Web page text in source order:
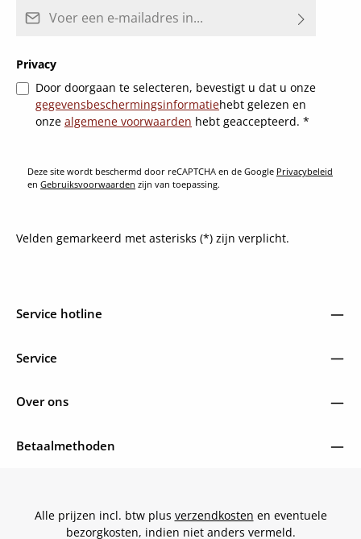
Privacy
Door doorgaan te selecteren, bevestigt u dat u onze
gegevensbeschermingsinformatiehebt gelezen en
onze algemene voorwaarden hebt geaccepteerd. *
Deze site wordt beschermd door reCAPTCHA en de Google Privacybeleid
en Gebruiksvoorwaarden zijn van toepassing.
Velden gemarkeerd met asterisks (*) zijn verplicht.
Service hotline
Service
Over ons
Betaalmethoden
Alle prijzen incl. btw plus verzendkosten en eventuele
bezorgkosten, indien niet anders vermeld.